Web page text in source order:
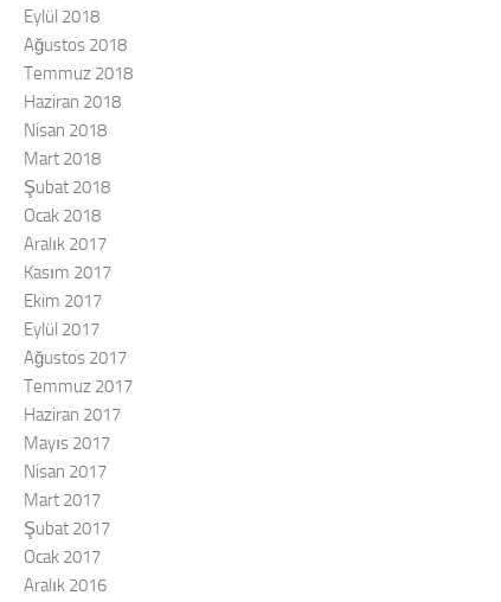
Eylül 2018
Ağustos 2018
Temmuz 2018
Haziran 2018
Nisan 2018
Mart 2018
Şubat 2018
Ocak 2018
Aralık 2017
Kasım 2017
Ekim 2017
Eylül 2017
Ağustos 2017
Temmuz 2017
Haziran 2017
Mayıs 2017
Nisan 2017
Mart 2017
Şubat 2017
Ocak 2017
Aralık 2016